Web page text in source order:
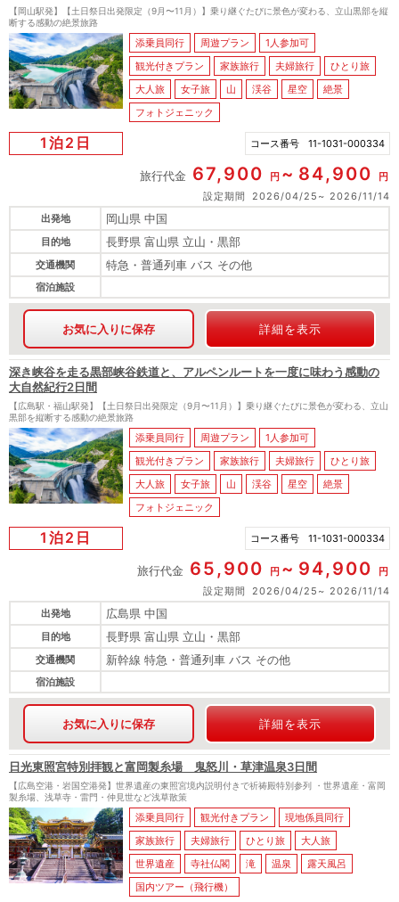
【岡山駅発】【土日祭日出発限定（9月〜11月）】乗り継ぐたびに景色が変わる、立山黒部を縦
断する感動の絶景旅路
添乗員同行 周遊プラン
1人参加可
観光付きプラン
家族旅行 夫婦旅行
ひとり旅
大人旅
女子旅 山 渓谷 星空
絶景
フォトジェニック
1泊2日 コース番号 11-1031-000334
旅行代金 67,900 円 84,900
円
設定期間
2026/04/25
2026/11/14
出発地
岡山県 中国
目的地 長野県 富山県 立山・黒部
交通機関 特急・普通列車 バス その他
宿泊施設
お気に入りに保存 詳細を表示
深き峡谷を走る黒部峡谷鉄道と、アルペンルートを一度に味わう感動の
大自然紀行2日間
【広島駅・福山駅発】【土日祭日出発限定（9月〜11月）】乗り継ぐたびに景色が変わる、立山
黒部を縦断する感動の絶景旅路
添乗員同行 周遊プラン
1人参加可
観光付きプラン
家族旅行 夫婦旅行
ひとり旅
大人旅
女子旅 山 渓谷 星空
絶景
フォトジェニック
1泊2日 コース番号 11-1031-000334
旅行代金 65,900 円 94,900
円
設定期間
2026/04/25
2026/11/14
出発地
広島県 中国
目的地 長野県 富山県 立山・黒部
交通機関 新幹線 特急・普通列車 バス その他
宿泊施設
お気に入りに保存 詳細を表示
日光東照宮特別拝観と富岡製糸場 鬼怒川・草津温泉3日間
【広島空港・岩国空港発】世界遺産の東照宮境内説明付きで祈祷殿特別参列 ・世界遺産・富岡
製糸場、浅草寺・雷門・仲見世など浅草散策
添乗員同行 観光付きプラン
現地係員同行
家族旅行
夫婦旅行 ひとり旅
大人旅
世界遺産
寺社仏閣 滝 温泉
露天風呂
国内ツアー（飛行機）